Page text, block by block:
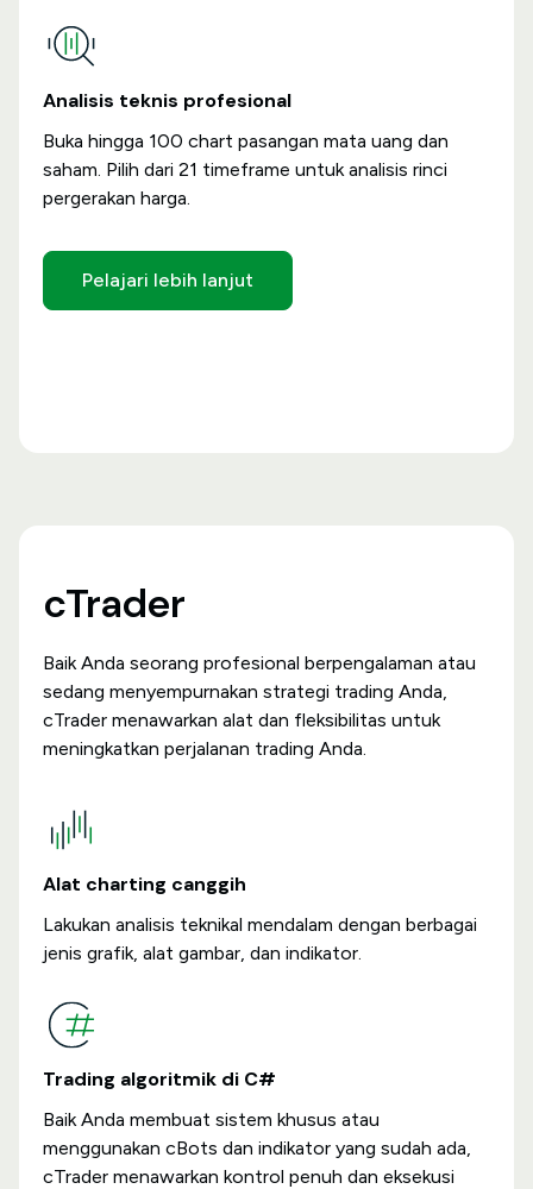
Analisis teknis profesional
Buka hingga 100 chart pasangan mata uang dan
saham. Pilih dari 21 timeframe untuk analisis rinci
pergerakan harga.
Pelajari lebih lanjut
cTrader
Baik Anda seorang profesional berpengalaman atau
sedang menyempurnakan strategi trading Anda,
cTrader menawarkan alat dan fleksibilitas untuk
meningkatkan perjalanan trading Anda.
Alat charting canggih
Lakukan analisis teknikal mendalam dengan berbagai
jenis grafik, alat gambar, dan indikator.
Trading algoritmik di C#
Baik Anda membuat sistem khusus atau
menggunakan cBots dan indikator yang sudah ada,
cTrader menawarkan kontrol penuh dan eksekusi